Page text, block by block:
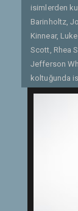
isimlerden
Barinholtz,
Kinnear,
Scott, Rhea
Jefferson
koltuğunda
kadrosunda
ve Audrey